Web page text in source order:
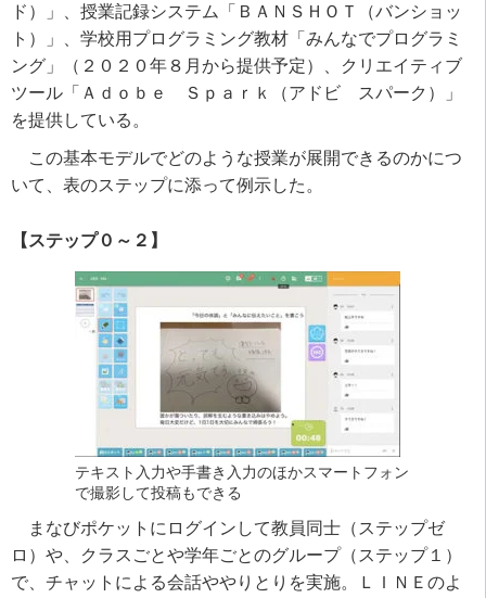
ド）」、授業記録システム「ＢＡＮＳＨＯＴ（バンショッ
ト）」、学校用プログラミング教材「みんなでプログラミ
ング」（２０２０年８月から提供予定）、クリエイティブ
ツール「Ａｄｏｂｅ Ｓｐａｒｋ（アドビ スパーク）」
を提供している。
この基本モデルでどのような授業が展開できるのかにつ
いて、表のステップに添って例示した。
【ステップ０～２】
テキスト入力や手書き入力のほかスマートフォン
で撮影して投稿もできる
まなびポケットにログインして教員同士（ステップゼ
ロ）や、クラスごとや学年ごとのグループ（ステップ１）
で、チャットによる会話ややりとりを実施。ＬＩＮＥのよ